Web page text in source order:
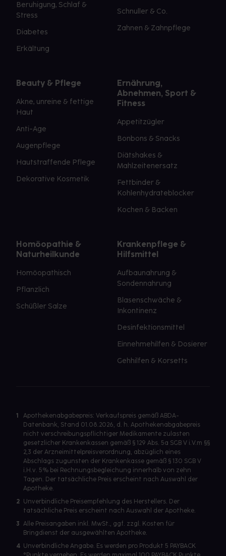
Beruhigung, Schlaf &
Stress
Diabetes
Erkältung
Schnuller & Co.
Zahnen & Zahnpflege
Beauty & Pflege
Akne, unreine & fettige
Haut
Anti-Age
Augenpflege
Hautstraffende Pflege
Dekorative Kosmetik
Ernährung,
Abnehmen, Sport &
Fitness
Appetitzügler
Bonbons & Snacks
Diätshakes &
Mahlzeitenersatz
Fettbinder &
Kohlenhydrateblocker
Kochen & Backen
Homöopathie &
Naturheilkunde
Homöopathisch
Pflanzlich
Schüßler Salze
Krankenpflege &
Hilfsmittel
Aufbaunahrung &
Sondennahrung
Blasenschwäche &
Inkontinenz
Desinfektionsmittel
Einnehmehilfen & Dosierer
Gehhilfen & Korsetts
1
Apothekenabgabepreis: Verkaufspreis gemäß ABDA-
Datenbank, Stand 01.08.2026, d. h. Apothekenabgabepreis
nicht verschreibungspflichtiger Medikamente zulasten
gesetzlicher Krankenkassen gemäß § 129 Abs. 5a SGB V i.V.m §§
2,3 der Arzneimittelpreisverordnung, abzüglich eines
Abschlags zugunsten der Krankenkasse gemäß § 130 SGB V
i.H.v. 5% bei Rechnungsbegleichung innerhalb von zehn
Tagen. Der tatsächliche Preis erscheint nach Auswahl der
Apotheke.
2 Unverbindliche Preisempfehlung des Herstellers. Der
tatsächliche Preis erscheint nach Auswahl der Apotheke.
3 Alle Preisangaben inkl. MwSt., ggf. zzgl. Kosten für
Bringdienst der ausgewählten Apotheke.
4 Unverbindliche Angabe. Es werden pro Produkt 5 PAYBACK